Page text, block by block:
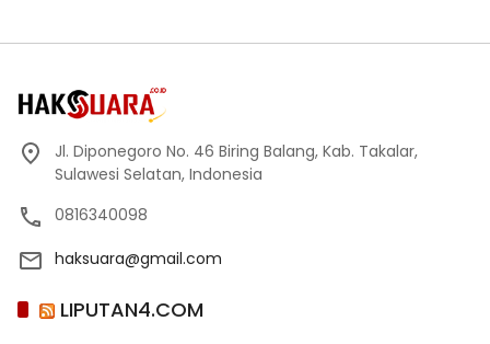
Jl. Diponegoro No. 46 Biring Balang, Kab. Takalar,
Sulawesi Selatan, Indonesia
0816340098
haksuara@gmail.com
LIPUTAN4.COM